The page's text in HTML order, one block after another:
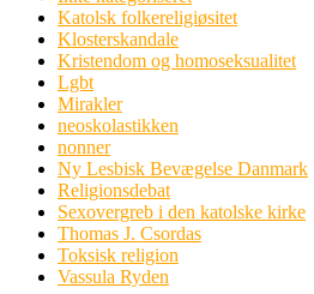
Katolsk folkereligiøsitet
Klosterskandale
Kristendom og homoseksualitet
Lgbt
Mirakler
neoskolastikken
nonner
Ny Lesbisk Bevægelse Danmark
Religionsdebat
Sexovergreb i den katolske kirke
Thomas J. Csordas
Toksisk religion
Vassula Ryden